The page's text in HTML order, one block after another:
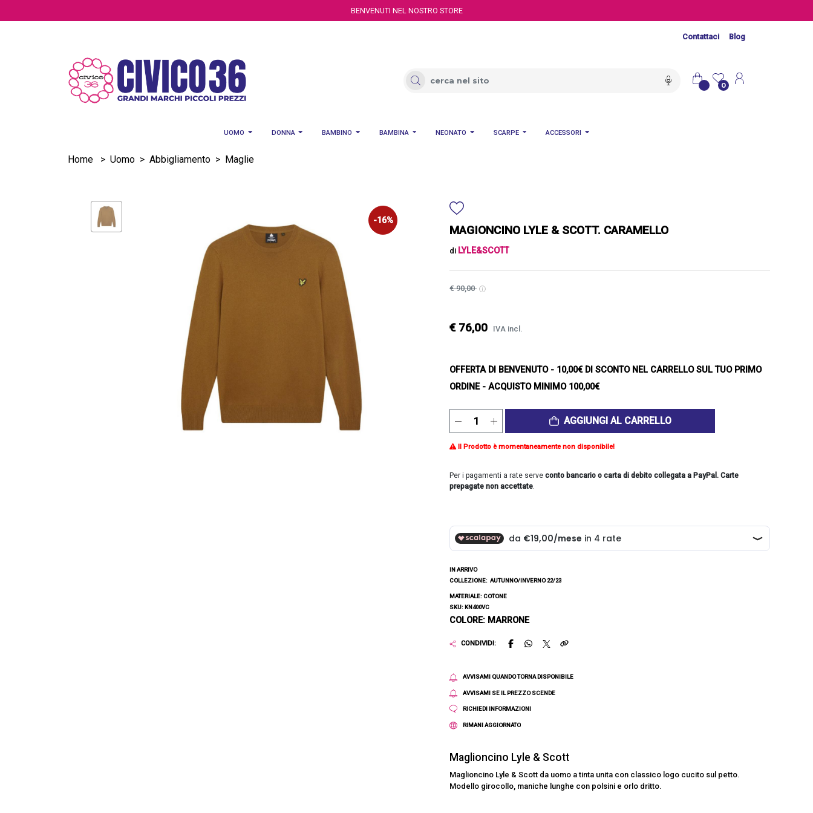
BENVENUTI NEL NOSTRO STORE
Contattaci Blog
0
UOMO DONNA BAMBINO BAMBINA NEONATO SCARPE ACCESSORI
Home > Uomo > Abbigliamento > Maglie
-16%
MAGIONCINO LYLE & SCOTT. CARAMELLO
di LYLE&SCOTT
€ 90,00
€ 76,00 IVA incl.
OFFERTA DI BENVENUTO- 10,00€ DI SCONTO NEL CARRELLO SUL TUO PRIMO
ORDINE - ACQUISTO MINIMO 100,00€
AGGIUNGI AL CARRELLO
Il Prodotto è momentaneamente non disponibile!
Per i pagamenti a rate serve conto bancario o carta di debito collegata a PayPal. Carte
prepagate non accettate.
IN ARRIVO
COLLEZIONE: AUTUNNO/INVERNO 22/23
MATERIALE: COTONE
SKU: KN400VC
COLORE: MARRONE
CONDIVIDI:
AVVISAMI QUANDO TORNA DISPONIBILE
AVVISAMI SE IL PREZZO SCENDE
RICHIEDI INFORMAZIONI
RIMANI AGGIORNATO
Maglioncino Lyle & Scott
Maglioncino Lyle & Scott da uomo a tinta unita con classico logo cucito sul petto.
Modello girocollo, maniche lunghe con polsini e orlo dritto.